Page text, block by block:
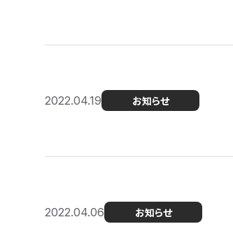
2022.04.19 お知らせ
2022.04.06 お知らせ